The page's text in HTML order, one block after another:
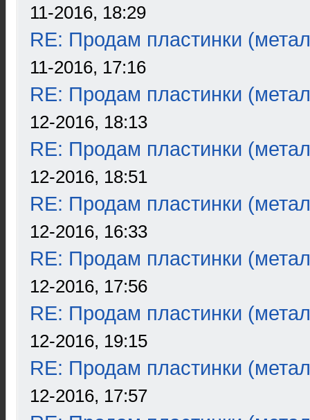
11-2016, 18:29
RE: Продам пластинки
11-2016, 17:16
RE: Продам пластинки
12-2016, 18:13
RE: Продам пластинки
12-2016, 18:51
RE: Продам пластинки
12-2016, 16:33
RE: Продам пластинки
12-2016, 17:56
RE: Продам пластинки
12-2016, 19:15
RE: Продам пластинки
12-2016, 17:57